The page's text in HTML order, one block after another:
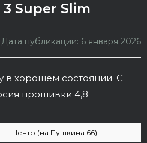
Super Slim
Дата публикации: 6 января 2026
в хорошем состоянии. С
прошивки 4,8
Центр (на Пушкина 66)